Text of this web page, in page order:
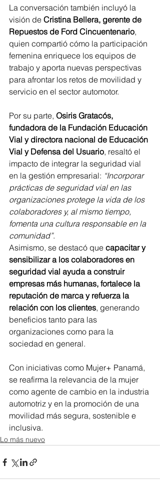
La conversación también incluyó la
visión de Cristina Bellera, gerente de
Repuestos de Ford Cincuentenario,
quien compartió cómo la participación
femenina enriquece los equipos de
trabajo y aporta nuevas perspectivas
para afrontar los retos de movilidad y
servicio en el sector automotor.
Por su parte, Osiris Gratacós,
fundadora de la Fundación Educación
Vial y directora nacional de Educación
Vial y Defensa del Usuario, resaltó el
impacto de integrar la seguridad vial
en la gestión empresarial: “Incorporar
prácticas de seguridad vial en las
organizaciones protege la vida de los
colaboradores y, al mismo tiempo,
fomenta una cultura responsable en la
comunidad”.
Asimismo, se destacó que capacitar y
sensibilizar a los colaboradores en
seguridad vial ayuda a construir
empresas más humanas, fortalece la
reputación de marca y refuerza la
relación con los clientes, generando
beneficios tanto para las
organizaciones como para la
sociedad en general.
Con iniciativas como Mujer+ Panamá,
se reafirma la relevancia de la mujer
como agente de cambio en la industria
automotriz y en la promoción de una
movilidad más segura, sostenible e
inclusiva.
Lo más nuevo